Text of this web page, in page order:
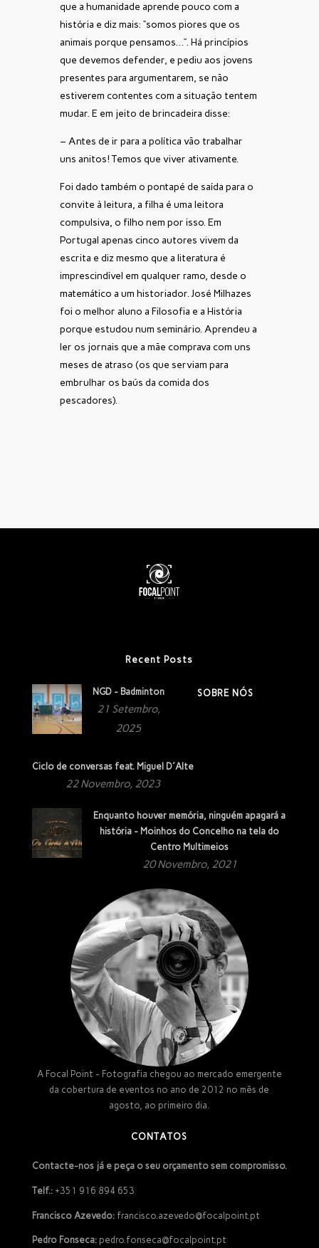
que a humanidade aprende pouco com a
história e diz mais: “somos piores que os
animais porque pensamos…”. Há princípios
que devemos defender, e pediu aos jovens
presentes para argumentarem, se não
estiverem contentes com a situação tentem
mudar. E em jeito de brincadeira disse:
– Antes de ir para a política vão trabalhar
uns anitos! Temos que viver ativamente.
Foi dado também o pontapé de saída para o
convite à leitura, a filha é uma leitora
compulsiva, o filho nem por isso. Em
Portugal apenas cinco autores vivem da
escrita e diz mesmo que a literatura é
imprescindível em qualquer ramo, desde o
matemático a um historiador. José Milhazes
foi o melhor aluno a Filosofia e a História
porque estudou num seminário. Aprendeu a
ler os jornais que a mãe comprava com uns
meses de atraso (os que serviam para
embrulhar os baús da comida dos
pescadores).
Recent Posts
NGD - Badminton
21 Setembro,
2025
Ciclo de conversas feat. Miguel D´Alte
22 Novembro, 2023
Enquanto houver memória, ninguém apagará a
história - Moinhos do Concelho na tela do
Centro Multimeios
20 Novembro, 2021
SOBRE NÓS
A Focal Point - Fotografia chegou ao mercado emergente
da cobertura de eventos no ano de 2012 no mês de
agosto, ao primeiro dia.
CONTATOS
Contacte-nos já e peça o seu orçamento sem compromisso.
Telf.:+351 916 894 653
Francisco Azevedo:francisco.azevedo@focalpoint.pt
Pedro Fonseca:pedro.fonseca@focalpoint.pt